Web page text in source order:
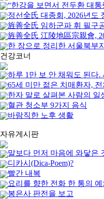
“한강을 보면서 전두환 대
정선全氏 대종회, 2026년도
旌善全氏 임하군파 휘 필구
旌善全氏 江陵地區宗親會,
한 장으로 정리한 서울북부
건강코너
하루 1만 보 안 채워도 된다.
65세 미만 젊은 치매환자,
한자 말로 살펴본 사람의 일
혈관 청소부 9가지 음식
바람직한 노후 생활
자유게시판
말보다 먼저 마음에 와닿은
디카시(Dica-Poem)?
빨간 내복
요리를 향한 전화 한 통의 예
봉은사 판전을 보고